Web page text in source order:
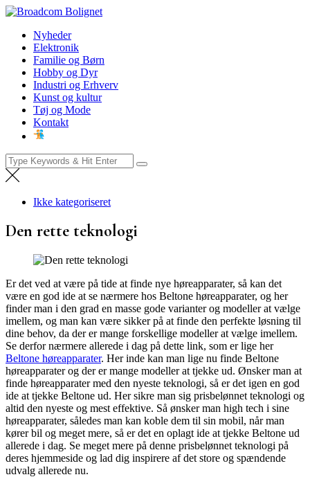
Skip
content
Broadcom Bolignet
NyhederNyheder
Elektronik
Familie og Børn
Hobby og Dyr
Industri og Erhverv
Kunst og kultur
Tøj og Mode
Kontakt
Search
for:
Ikke kategoriseret
Den rette teknologi
Er det ved at være på tide at finde nye høreapparater, så kan det
være en god ide at se nærmere hos Beltone høreapparater, og her
finder man i den grad en masse gode varianter og modeller at vælge
imellem, og man kan være sikker på at finde den perfekte løsning til
dine behov, da der er mange forskellige modeller at vælge imellem.
Se derfor nærmere allerede i dag på dette link, som er lige her
Beltone høreapparater. Her inde kan man lige nu finde Beltone
høreapparater og der er mange modeller at tjekke ud. Ønsker man at
finde høreapparater med den nyeste teknologi, så er det igen en god
ide at tjekke Beltone ud. Her sikre man sig prisbelønnet teknologi og
altid den nyeste og mest effektive. Så ønsker man high tech i sine
høreapparater, således man kan koble dem til sin mobil, når man
kører bil og meget mere, så er det en oplagt ide at tjekke Beltone ud
allerede i dag. Se meget mere på denne prisbelønnet teknologi på
deres hjemmeside og lad dig inspirere af det store og spændende
udvalg allerede nu.